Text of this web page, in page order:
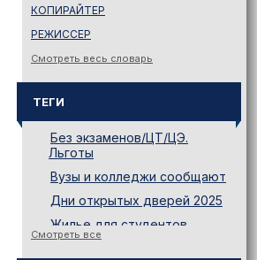
КОПИРАЙТЕР
РЕЖИССЕР
Смотреть весь словарь
ТЕГИ
Без экзаменов/ЦТ/ЦЭ.
Льготы
Вузы и колледжи сообщают
Дни открытых дверей 2025
Жилье для студентов
Смотреть все